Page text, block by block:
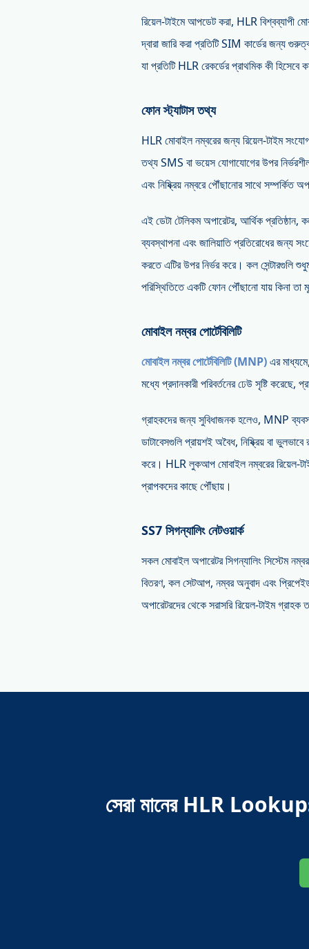
রিয়েল-টাইমে আপডেট করা, HLR বিশ্বব্যাপী
দ্বারা জারি করা প্রতিটি SIM কার্ডের জন্য
যা প্রতিটি HLR রেকর্ডের প্রাথমিক কী হিসেবে
ফোন স্ট্যাটাস তথ্য
HLR মোবাইল নম্বরের জন্য রিয়েল-টাইম সংযোগ
তথ্য SMS বা ভয়েস যোগাযোগের উপর
এবং নিষ্ক্রিয় নম্বরে পৌঁছানোর সাথে সম্পর্কিত
এই ডেটা টেলিকম অপারেটর, আর্থিক প্রতিষ্ঠান,
ব্যবস্থাপনা এবং জালিয়াতি প্রতিরোধের জন্য
করতে এটির উপর নির্ভর করে। কল সেন্টারগুলি
পরিস্থিতিতে একটি ফোন পৌঁছানো যায় কিনা তা
মোবাইল নম্বর পোর্টেবিলিটি
মোবাইল নম্বর পোর্টেবিলিটি (MNP)এর
মধ্যে প্রদানকারী পরিবর্তনের ঢেউ সৃষ্টি করেছে,
গ্রাহকদের জন্য সুবিধাজনক হলেও, MNP
ডাটাবেসগুলি প্রায়শই অবৈধ, নিষ্ক্রিয় বা
করে। HLR লুকআপ মোবাইল নম্বরের রিয়েল-
প্রাপকদের কাছে পৌঁছায়।
SS7 সিগন্যালিং নেটওয়ার্ক
সকল মোবাইল অপারেটর সিগন্যালিং সিস্টেম
বিতরণ, কল সেটআপ, নম্বর অনুবাদ এবং
অপারেটরদের থেকে সরাসরি রিয়েল-টাইম
সেরা মানের HLR Lookups